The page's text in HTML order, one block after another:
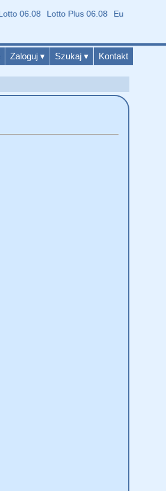
Zaloguj ▾ Szukaj ▾ Kontakt
06.08 Lotto Plus 06.08 Eurojackpot